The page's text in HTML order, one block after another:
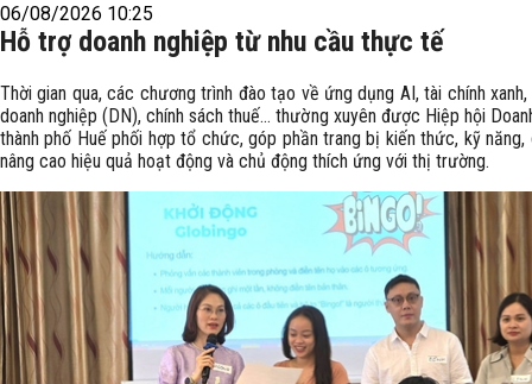
06/08/2026 10:25
Hỗ trợ doanh nghiệp từ nhu cầu thực tế
Thời gian qua, các chương trình đào tạo về ứng dụng AI, tài chính
doanh nghiệp (DN), chính sách thuế… thường xuyên được Hiệp hội
thành phố Huế phối hợp tổ chức, góp phần trang bị kiến thức, kỹ năng,
nâng cao hiệu quả hoạt động và chủ động thích ứng với thị trường.